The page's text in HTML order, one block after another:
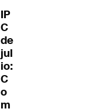
IP
C
de
jul
io:
C
o
m